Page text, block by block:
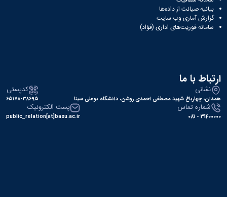
بیانیه صیانت از داده‌ها
گزارش آماری وب‌ سایت
سامانه فوریت‌های اداری (فؤاد)
ارتباط با ما
نشانی
همدان، چهارباغ شهید مصطفی احمدی روشن، دانشگاه بوعلی سینا
کدپستی
۶۵۱۷۸-۳۸۶۹۵
شماره تماس
31400000 - 081
پست الکترونیک
public_relation[at]basu.ac.ir